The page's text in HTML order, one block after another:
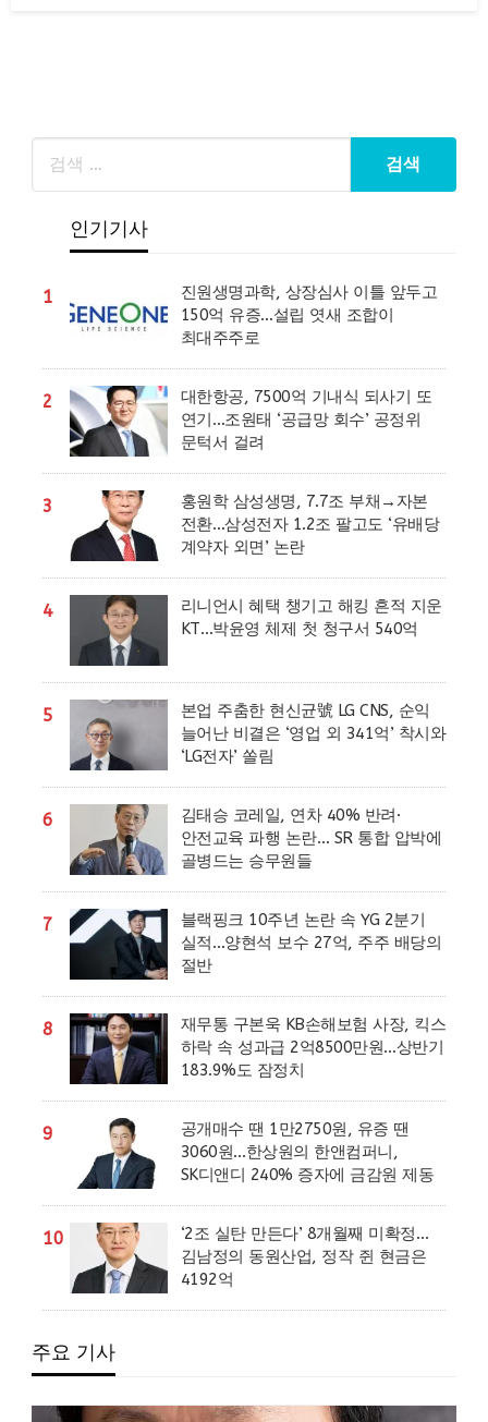
인기기사
1
진원생명과학, 상장심사 이틀 앞두고
150억 유증…설립 엿새 조합이
최대주주로
2
대한항공, 7500억 기내식 되사기 또
연기…조원태 ‘공급망 회수’ 공정위
문턱서 걸려
3
홍원학 삼성생명, 7.7조 부채→자본
전환…삼성전자 1.2조 팔고도 ‘유배당
계약자 외면’ 논란
4
리니언시 혜택 챙기고 해킹 흔적 지운
KT…박윤영 체제 첫 청구서 540억
5
본업 주춤한 현신균號 LG CNS, 순익
늘어난 비결은 ‘영업 외 341억’ 착시와
‘LG전자’ 쏠림
6
김태승 코레일, 연차 40% 반려·
안전교육 파행 논란… SR 통합 압박에
골병드는 승무원들
7
블랙핑크 10주년 논란 속 YG 2분기
실적…양현석 보수 27억, 주주 배당의
절반
8
재무통 구본욱 KB손해보험 사장, 킥스
하락 속 성과급 2억8500만원…상반기
183.9%도 잠정치
9
공개매수 땐 1만2750원, 유증 땐
3060원…한상원의 한앤컴퍼니,
SK디앤디 240% 증자에 금감원 제동
10
‘2조 실탄 만든다’ 8개월째 미확정…
김남정의 동원산업, 정작 쥔 현금은
4192억
주요 기사